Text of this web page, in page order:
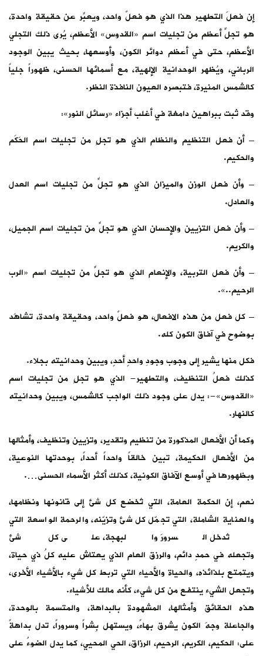
إن فعلَ التطهير هذا الذي هو فعلٌ واحد، ويعبِّر عن حقيقة واحدة،
هو تجلٍّ أعظم من تجليات اسم «القدوس» الأعظم، يُرى ذلك التجلي
الأعظم، حتى في أعظم دوائر الكون، وأوسعها، بحيث يبين الوجود
الرباني، ويُظهر الوحدانية الإلهية، مع أسمائها الحسنى، ظهوراً جلياً
كالشمس المنيرة، فتبصره العيون النافذة النظر.
وقد ثبت ببراهين دامغة في أغلب أجزاء «رسائل النور»:
– أن فعل التنظيم والنظام الذي هو تجلٍ من تجليات اسم الحَكَم
والحكيم.
– وأن فعل الوزن والميزان الذي هو تجلٍّ من تجليات اسم العدل
والعادل.
– وأن فعل التزيين والإحسان الذي هو تجلٍّ من تجليات اسم الجميل،
والكريم.
– وأن فعل التربية، والإنعام الذي هو تجلٍّ من تجليات اسم «الرب
الرحيم..».
– كل فعل من هذه الافعال، هو فعلٌ واحد، وحقيقة واحدة، تشاهَد
بوضوح في آفاق الكون كله.
فكل منها يشير إلى وجوب وجودِ واحدٍ أحدٍ، ويبين وحدانيته بجلاء.
كذلك فعلُ التنظيف، والتطهير- الذي هو تجلٍ من تجليات اسم
«القدوس»-: يدل على وجود ذلك الواجب كالشمس، ويبين وحدانيته
كالنهار.
وكما أن الأفعال المذكورة من تنظيم وتقدير، وتزيين وتنظيف، وأمثالها
من الأفعال الحكيمة، تبين خالقاً واحداً أحداً، بوحدتها النوعية،
وبظهورها في أوسع الآفاق الكونية، كذلك أكثر الأسماء الحسنى….
نعم، إن الحكمة العامة، التي تُخضع كل شئ إلى قانونها ونظامها،
والعناية الشاملة، التي تجمّل كل شئ وتزيّنه، والرحمة الواسعة التي
تُدخل السرورَ والبهجة، على كل شئ
وتجعله في حمدٍ دائم، والرزق العام الذي يعتاش عليه كلُ ذي حياة،
ويتمتع بلذائذه، والحياة والأحياء التي تربط كل شيء بالأشياء الأخرى،
وتجعل الشيء ينتفع من كل شيء، كأنه مالك للأشياء.
هذه الحقائق وأمثالها، المشهودة بالبداهة، والمتسمة بالوحدة،
والجاعلة وجهَ الكون يشرق بهاءً، ويستهل بِشراً وسروراً، تدل بداهةً
على: الحكيم، الكريم، الرحيم، الرزاق، الحي المحيي، كما يدل الضوءُ على